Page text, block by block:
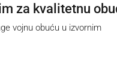
za kvalitetnu
vojnu obuću u izvornim